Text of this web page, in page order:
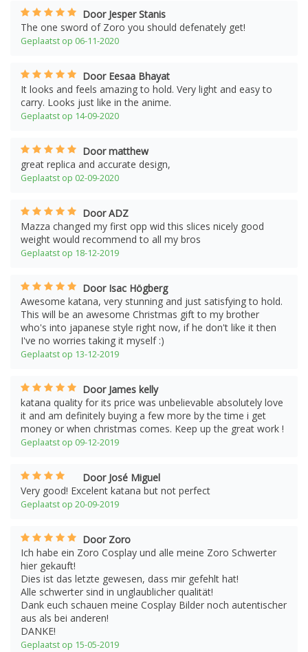
Door Jesper Stanis
The one sword of Zoro you should defenately get!
Geplaatst op 06-11-2020
Door Eesaa Bhayat
It looks and feels amazing to hold. Very light and easy to
carry. Looks just like in the anime.
Geplaatst op 14-09-2020
Door matthew
great replica and accurate design,
Geplaatst op 02-09-2020
Door ADZ
Mazza changed my first opp wid this slices nicely good
weight would recommend to all my bros
Geplaatst op 18-12-2019
Door Isac Högberg
Awesome katana, very stunning and just satisfying to hold.
This will be an awesome Christmas gift to my brother
who's into japanese style right now, if he don't like it then
I've no worries taking it myself :)
Geplaatst op 13-12-2019
Door James kelly
katana quality for its price was unbelievable absolutely love
it and am definitely buying a few more by the time i get
money or when christmas comes. Keep up the great work !
Geplaatst op 09-12-2019
Door José Miguel
Very good! Excelent katana but not perfect
Geplaatst op 20-09-2019
Door Zoro
Ich habe ein Zoro Cosplay und alle meine Zoro Schwerter
hier gekauft!
Dies ist das letzte gewesen, dass mir gefehlt hat!
Alle schwerter sind in unglaublicher qualität!
Dank euch schauen meine Cosplay Bilder noch autentischer
aus als bei anderen!
DANKE!
Geplaatst op 15-05-2019